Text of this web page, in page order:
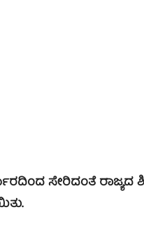
ಸೇರಿದಂತೆ ರಾಜ್ಯದ